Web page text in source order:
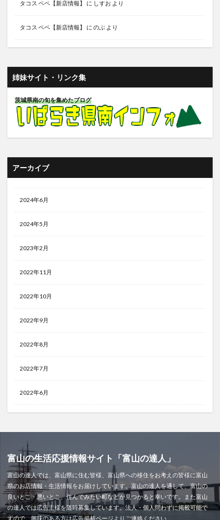
タコス ペペ【新店情報】 に しすお より
タコス ペペ【新店情報】 に のぶ より
姉妹サイト・リンク集
茨城県南の旬を集めたブログ
アーカイブ
2024年6月
2024年5月
2023年2月
2022年11月
2022年10月
2022年9月
2022年8月
2022年7月
2022年6月
富山の生活応援情報サイト「富山の達人」
富山の達人では、富山県に住む皆様、富山県への移住をお考えの皆様に富山
県のお店情報・生活情報をお届けしています。富山の達人を通して、富山の
良いとこ・悪いとこ、住んでみたい町などが見つかると幸いです。また富山
の達人では広告主様を随時募集しています。法人・個人問わずに掲載可能で
すので、興味のある方は広告掲載ページよりご連絡ください